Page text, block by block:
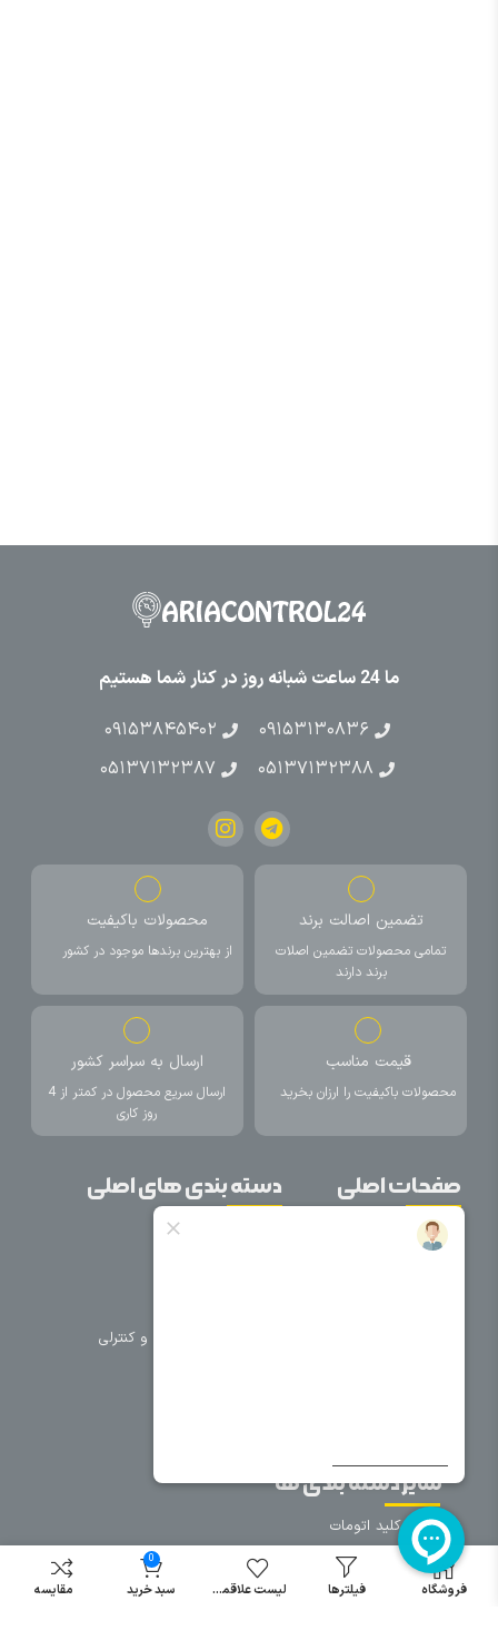
ما 24 ساعت شبانه روز در کنار شما هستیم
۰۹۱۵۳۱۳۰۸۳۶
۰۹۱۵۳۸۴۵۴۰۲
۰۵۱۳۷۱۳۲۳۸۸
۰۵۱۳۷۱۳۲۳۸۷
تضمین اصالت برند
تمامی محصولات تضمین اصلات
برند دارند
محصولات باکیفیت
از بهترین برندها موجود در کشور
قیمت مناسب
محصولات باکیفیت را ارزان بخرید
ارسال به سراسر کشور
ارسال سریع محصول در کمتر از 4
روز کاری
صفحات اصلی
خانه
دسته بندی های اصلی
تجهیزات حفاظتی و کنترلی
سایر دسته بندی ها
خرید کلید اتومات
خرید کنتاکتور
خرید فیوز
فروشگاه فیلترها لیست علاقمندی
0
سبد خرید مقایسه